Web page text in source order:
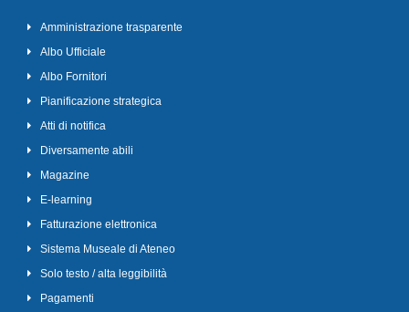
Amministrazione trasparente
Albo Ufficiale
Albo Fornitori
Pianificazione strategica
Atti di notifica
Diversamente abili
Magazine
E-learning
Fatturazione elettronica
Sistema Museale di Ateneo
Solo testo / alta leggibilità
Pagamenti